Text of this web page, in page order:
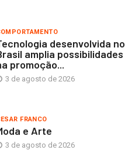
desenvolvida no
amplia possibilidades
promoção...
3 de agosto de 2026
FRANCO
e Arte
3 de agosto de 2026